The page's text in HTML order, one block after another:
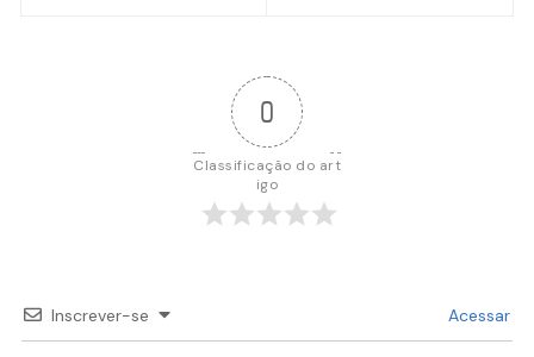
0
Classificação do art
igo
Inscrever-se Acessar